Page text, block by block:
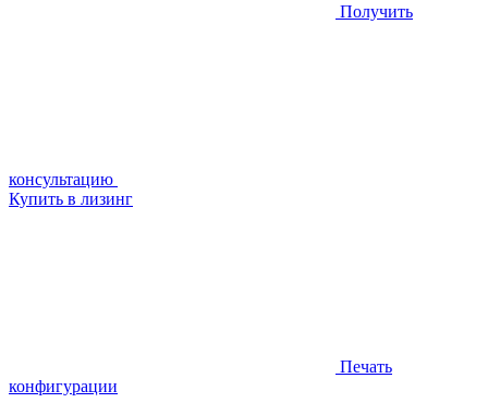
Получить
консультацию
Купить в лизинг
Печать
конфигурации